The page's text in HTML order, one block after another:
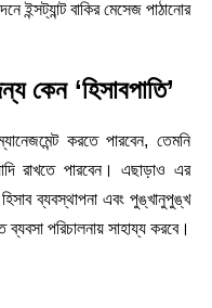
বাকির মেসেজ পাঠানোর
কেন ‘হিসাবপাতি’
করতে পারবেন, তেমনি
রাখতে পারবেন। এছাড়াও এর
ব্যবস্থাপনা এবং পুঙ্খানুপুঙ্খ
ব্যবসা পরিচালনায় সাহায্য করবে।